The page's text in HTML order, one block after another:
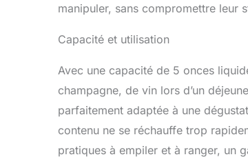
manipuler, sans compromettre leur
Capacité et utilisation
Avec une capacité de 5 onces
champagne, de vin lors d’un
parfaitement adaptée à une
contenu ne se réchauffe trop
pratiques à empiler et à ranger, un